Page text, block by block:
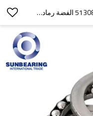
SUNBEARING اقتحام اضعا الكرة 51308 الفضة رمادي 40 * 78 * 26MM تشومي الصلب GCR15